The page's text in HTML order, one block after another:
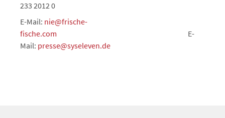
233 2012 0
E-Mail: nie@frische-
fische.com E-
Mail: presse@syseleven.de